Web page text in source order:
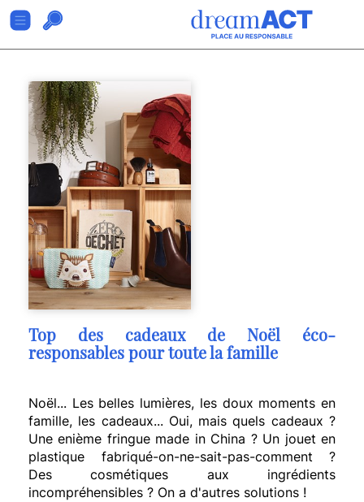
Top des cadeaux de Noël éco-
responsables pour toute la famille
Noël... Les belles lumières, les doux moments en
famille, les cadeaux... Oui, mais quels cadeaux ?
Une enième fringue made in China ? Un jouet en
plastique fabriqué-on-ne-sait-pas-comment ?
Des cosmétiques aux ingrédients
incompréhensibles ? On a d'autres solutions !